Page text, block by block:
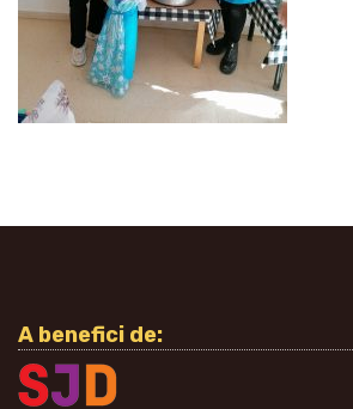
A benefici de: